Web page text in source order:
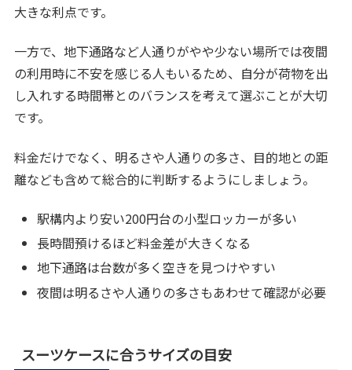
大きな利点です。
一方で、地下通路など人通りがやや少ない場所では夜間
の利用時に不安を感じる人もいるため、自分が荷物を出
し入れする時間帯とのバランスを考えて選ぶことが大切
です。
料金だけでなく、明るさや人通りの多さ、目的地との距
離なども含めて総合的に判断するようにしましょう。
駅構内より安い200円台の小型ロッカーが多い
長時間預けるほど料金差が大きくなる
地下通路は台数が多く空きを見つけやすい
夜間は明るさや人通りの多さもあわせて確認が必要
スーツケースに合うサイズの目安